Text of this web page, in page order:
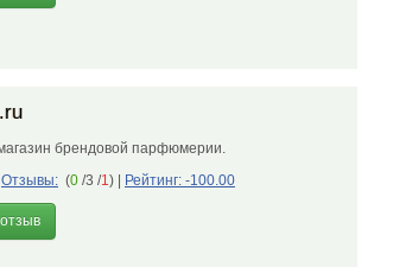
брендовой парфюмерии.
Отзывы: (0 /3 /1) Рейтинг: -100.00